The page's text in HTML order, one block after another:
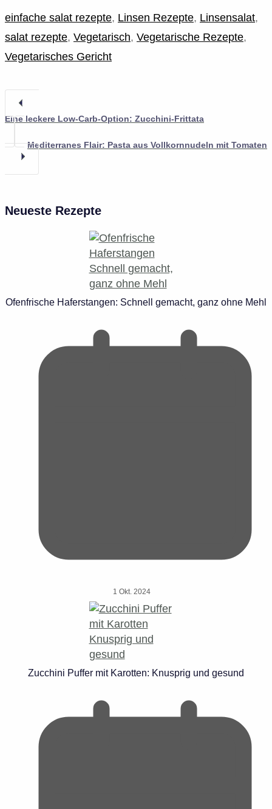
einfache salat rezepte, Linsen Rezepte, Linsensalat,
salat rezepte, Vegetarisch, Vegetarische Rezepte,
Vegetarisches Gericht
Eine leckere Low-Carb-Option: Zucchini-Frittata
Mediterranes Flair: Pasta aus Vollkornnudeln mit Tomaten
Neueste Rezepte
Ofenfrische Haferstangen: Schnell gemacht, ganz ohne Mehl
1 Okt. 2024
Zucchini Puffer mit Karotten: Knusprig und gesund